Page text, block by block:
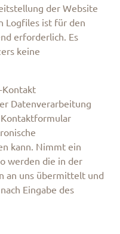
der Website
Logfiles ist für den
erforderlich. Es
keine
Datenverarbeitung
kann. Nimmt ein
werden die in der
an uns übermittelt und
Eingabe des